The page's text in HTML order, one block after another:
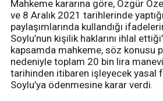
Mahkeme kararına göre, Özgür
ve 8 Aralık 2021 tarihlerinde
paylaşımlarında kullandığı
Soylu’nun kişilik haklarını ihlal
kapsamda mahkeme, söz konusu
nedeniyle toplam 20 bin lira
tarihinden itibaren işleyecek yasal
Soylu’ya ödenmesine karar verdi.